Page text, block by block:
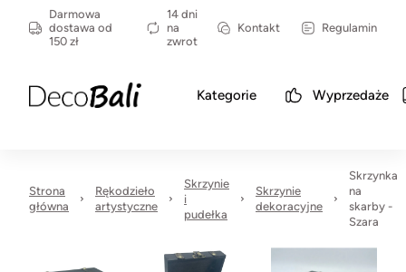
Darmowa
dostawa od
150 zł
14 dni
na
zwrot
Kontakt Regulamin
Kategorie Wyprzedaże
Strona
główna
Rękodzieło
artystyczne
Skrzynie
i
pudełka
Skrzynie
dekoracyjne
Skrzynka
na
skarby -
Szara